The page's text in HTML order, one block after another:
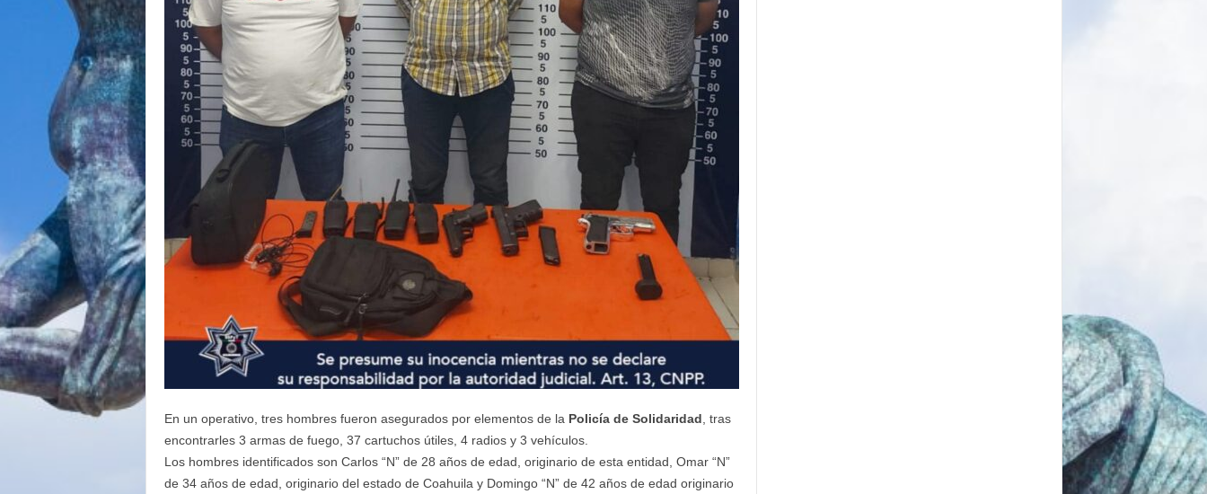
En un operativo, tres hombres fueron asegurados por elementos de la Policía de Solidaridad , tras
encontrarles 3 armas de fuego, 37 cartuchos útiles, 4 radios y 3 vehículos.
Los hombres identificados son Carlos “N” de 28 años de edad, originario de esta entidad, Omar “N”
de 34 años de edad, originario del estado de Coahuila y Domingo “N” de 42 años de edad originario